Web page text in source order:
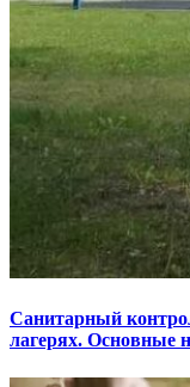
Санитарный
лагерях. Основные